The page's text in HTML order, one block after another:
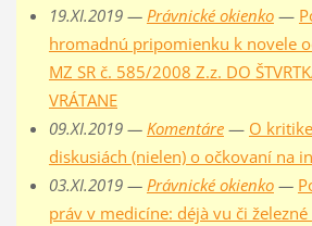
19.XI.2019 — Právnické okienko—
hromadnú pripomienku k novele
MZ SR č. 585/2008 Z.z. DO
VRÁTANE
09.XI.2019 — Komentáre— O
diskusiách (nielen) o očkovaní na
03.XI.2019 — Právnické okienko—
práv v medicíne: déjà vu či